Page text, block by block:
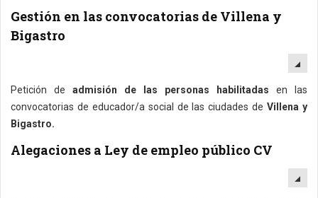
Gestión en las convocatorias de Villena y
Bigastro
Petición de admisión de las personas habilitadas en las
convocatorias de educador/a social de las ciudades deVillena y
Bigastro.
Alegaciones a Ley de empleo público CV